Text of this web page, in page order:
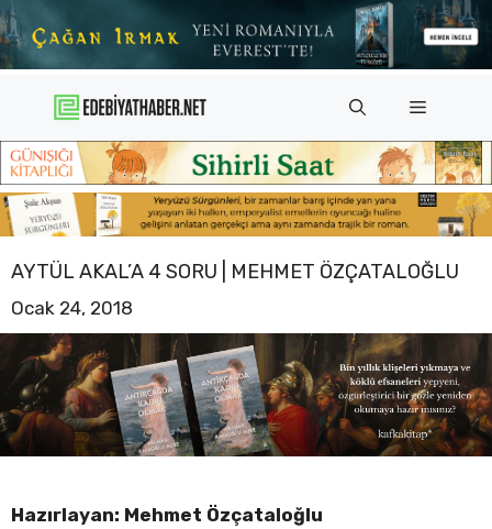
İçeriğe
atla
Menü
AYTÜL AKAL’A 4 SORU | MEHMET ÖZÇATALOĞLU
Ocak 24, 2018
Hazırlayan: Mehmet Özçataloğlu